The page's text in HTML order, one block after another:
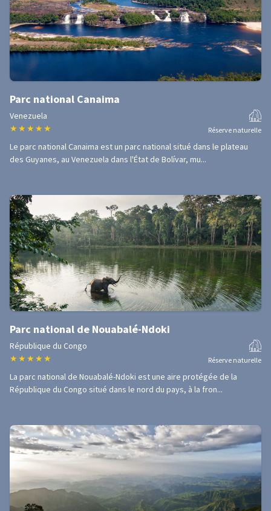
Parc national Canaima
Venezuela
★ ★ ★ ★ ★ Réserve naturelle
Le parc national Canaima est un parc national situé dans le plateau
des Guyanes, au Venezuela dans l'État de Bolívar, mu...
Parc national de Nouabalé-Ndoki
République du Congo
★ ★ ★ ★ ★ Réserve naturelle
La parc national de Nouabalé-Ndoki est une aire protégée de la
République du Congo situé dans le nord du pays, à la fron...